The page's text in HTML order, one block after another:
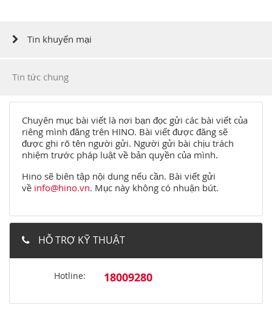
Tin khuyến mại
Tin tức chung
Chuyên mục bài viết là nơi bạn đọc gửi các bài viết của
riêng mình đăng trên HINO. Bài viết được đăng sẽ
được ghi rõ tên người gửi. Người gửi bài chịu trách
nhiệm trước pháp luật về bản quyền của mình.
Hino sẽ biên tập nội dung nếu cần. Bài viết gửi
về info@hino.vn. Mục này không có nhuận bút.
HỖ TRỢ KỸ THUẬT
Hotline: 18009280